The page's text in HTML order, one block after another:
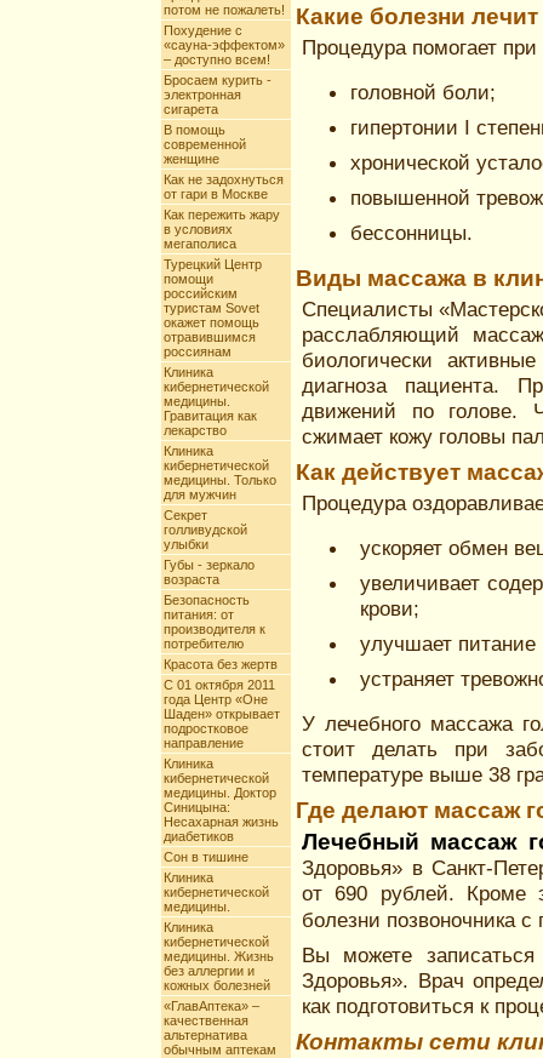
потом не пожалеть!
Похудение с
«сауна-эффектом»
– доступно всем!
Бросаем курить -
электронная
сигарета
В помощь
современной
женщине
Как не задохнуться
от гари в Москве
Как пережить жару
в условиях
мегаполиса
Турецкий Центр
помощи
российским
туристам Sovet
окажет помощь
отравившимся
россиянам
Клиника
кибернетической
медицины.
Гравитация как
лекарство
Клиника
кибернетической
медицины. Только
для мужчин
Секрет
голливудской
улыбки
Губы - зеркало
возраста
Безопасность
питания: от
производителя к
потребителю
Красота без жертв
С 01 октября 2011
года Центр «Оне
Шаден» открывает
подростковое
направление
Клиника
кибернетической
медицины. Доктор
Синицына:
Несахарная жизнь
диабетиков
Сон в тишине
Клиника
кибернетической
медицины.
Клиника
кибернетической
медицины. Жизнь
без аллергии и
кожных болезней
«ГлавАптека» –
качественная
альтернатива
обычным аптекам
Какие болезни
Процедура помогает
головной боли;
гипертонии I
хронической
повышенной
бессонницы.
Виды массажа в
Специалисты
расслабляющий
биологически
диагноза пациента.
движений по голове.
сжимает кожу головы
Как действует
Процедура
ускоряет обмен
увеличивает
крови;
улучшает питание
устраняет
У лечебного массажа
стоит делать при
температуре выше 38
Где делают массаж
Лечебный массаж
Здоровья» в Санкт-
от 690 рублей. Кроме
болезни позвоночника
Вы можете
Здоровья». Врач
как подготовиться к
Контакты сети